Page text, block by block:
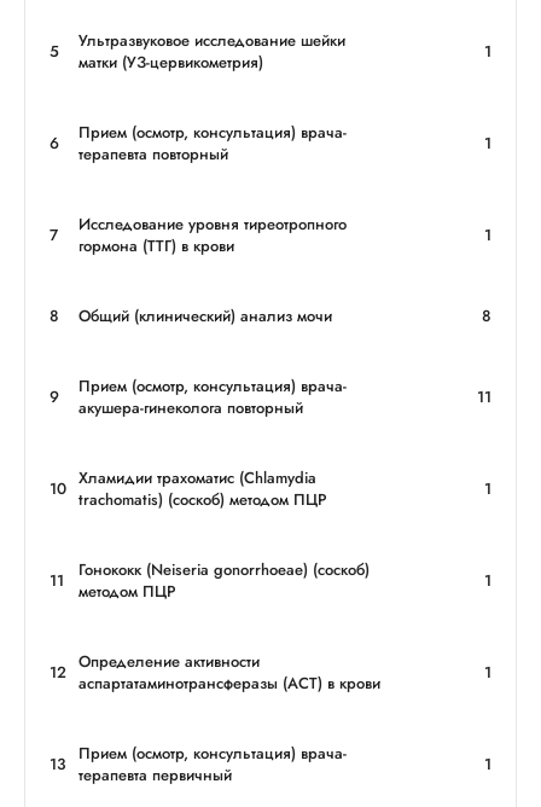
5
Ультразвуковое исследование шейки
матки (УЗ-цервикометрия)
1
6
Прием (осмотр, консультация) врача-
терапевта повторный
1
7
Исследование уровня тиреотропного
гормона (ТТГ) в крови
1
8 Общий (клинический) анализ мочи 8
9
Прием (осмотр, консультация) врача-
акушера-гинеколога повторный
11
10 Хламидии трахоматис (Chlamydia
trachomatis) (соскоб) методом ПЦР
1
11
Гонококк (Neiseria gonorrhoeae) (соскоб)
методом ПЦР
1
12 Определение активности
аспартатаминотрансферазы (АСТ) в крови
1
13
Прием (осмотр, консультация) врача-
терапевта первичный
1